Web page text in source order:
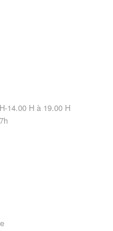
14.00 H à 19.00 H